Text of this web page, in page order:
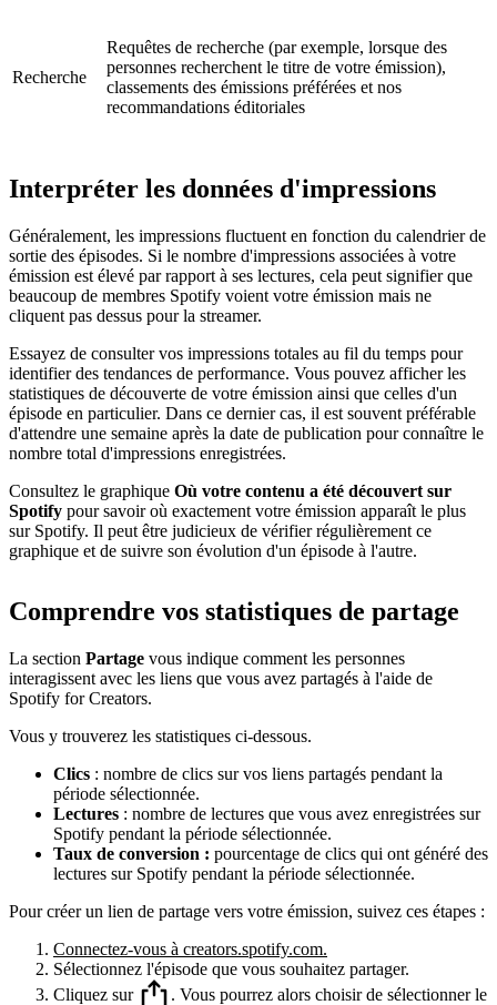
Recherche
Requêtes de recherche (par exemple, lorsque des
personnes recherchent le titre de votre émission),
classements des émissions préférées et nos
recommandations éditoriales
Interpréter les données d'impressions
Généralement, les impressions fluctuent en fonction du calendrier de
sortie des épisodes. Si le nombre d'impressions associées à votre
émission est élevé par rapport à ses lectures, cela peut signifier que
beaucoup de membres Spotify voient votre émission mais ne
cliquent pas dessus pour la streamer.
Essayez de consulter vos impressions totales au fil du temps pour
identifier des tendances de performance. Vous pouvez afficher les
statistiques de découverte de votre émission ainsi que celles d'un
épisode en particulier. Dans ce dernier cas, il est souvent préférable
d'attendre une semaine après la date de publication pour connaître le
nombre total d'impressions enregistrées.
Consultez le graphique Où votre contenu a été découvert sur
Spotify pour savoir où exactement votre émission apparaît le plus
sur Spotify. Il peut être judicieux de vérifier régulièrement ce
graphique et de suivre son évolution d'un épisode à l'autre.
Comprendre vos statistiques de partage
La section Partage vous indique comment les personnes
interagissent avec les liens que vous avez partagés à l'aide de
Spotify for Creators.
Vous y trouverez les statistiques ci-dessous.
Clics : nombre de clics sur vos liens partagés pendant la
période sélectionnée.
Lectures : nombre de lectures que vous avez enregistrées sur
Spotify pendant la période sélectionnée.
Taux de conversion : pourcentage de clics qui ont généré des
lectures sur Spotify pendant la période sélectionnée.
Pour créer un lien de partage vers votre émission, suivez ces étapes :
Connectez-vous à creators.spotify.com.
Sélectionnez l'épisode que vous souhaitez partager.
Cliquez sur
. Vous pourrez alors choisir de sélectionner le